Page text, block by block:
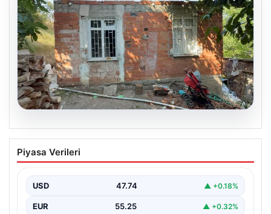
09.08.2026
Gece ışığı yanan ev şüphe uyandırdı.
Çok sayıda bıçak darbesiyle öldürülmüş
Verici Katliam: Çok Sayıda Bıçak Darbesiyle Öldürüldü",
Piyasa Verileri
USD 47.74 ▲ +0.18%
EUR 55.25 ▲ +0.32%